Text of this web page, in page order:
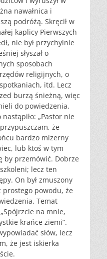
nawałnica i
podróżą. Skręcił w
kaplicy Pierwszych
nie był przychylnie
słyszał o
sposobach
religijnych, o
itd. Lecz
burzą śnieżną, więc
do powiedzenia.
„Pastor nie
że
bardzo mizerny
lub ktoś w tym
by przemówić. Dobrze
lecz ten
On był zmuszony
prostego powodu, że
Temat
na mnie,
krańce ziemi”.
słów, lecz
że jest iskierka